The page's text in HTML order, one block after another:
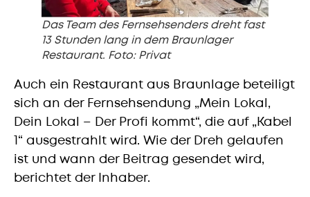
Das Team des Fernsehsenders dreht fast
13 Stunden lang in dem Braunlager
Restaurant. Foto: Privat
Auch ein Restaurant aus Braunlage beteiligt
sich an der Fernsehsendung „Mein Lokal,
Dein Lokal – Der Profi kommt“, die auf „Kabel
1“ ausgestrahlt wird. Wie der Dreh gelaufen
ist und wann der Beitrag gesendet wird,
berichtet der Inhaber.